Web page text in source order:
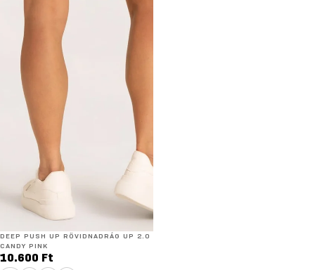
DEEP PUSH UP RÖVIDNADRÁG UP 2.0
CANDY PINK
10.600 Ft